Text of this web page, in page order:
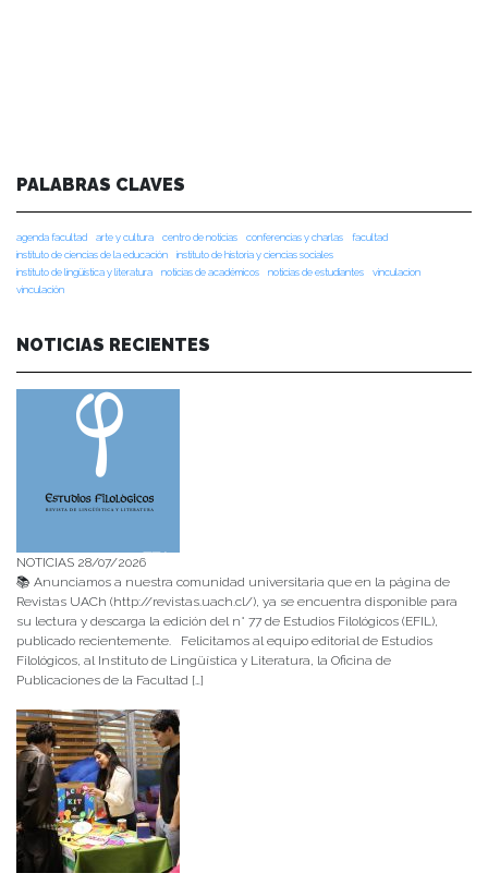
PALABRAS CLAVES
agenda facultad arte y cultura centro de noticias conferencias y charlas
facultad
instituto de ciencias de la educación
instituto de historia y ciencias sociales
instituto de lingüística y literatura
noticias de académicos noticias de estudiantes
vinculacion
vinculación
NOTICIAS RECIENTES
NOTICIAS 28/07/2026
📚 Anunciamos a nuestra comunidad universitaria que en la página de
Revistas UACh (http://revistas.uach.cl/), ya se encuentra disponible para
su lectura y descarga la edición del n° 77 de Estudios Filológicos (EFIL),
publicado recientemente. Felicitamos al equipo editorial de Estudios
Filológicos, al Instituto de Lingüística y Literatura, la Oficina de
Publicaciones de la Facultad […]